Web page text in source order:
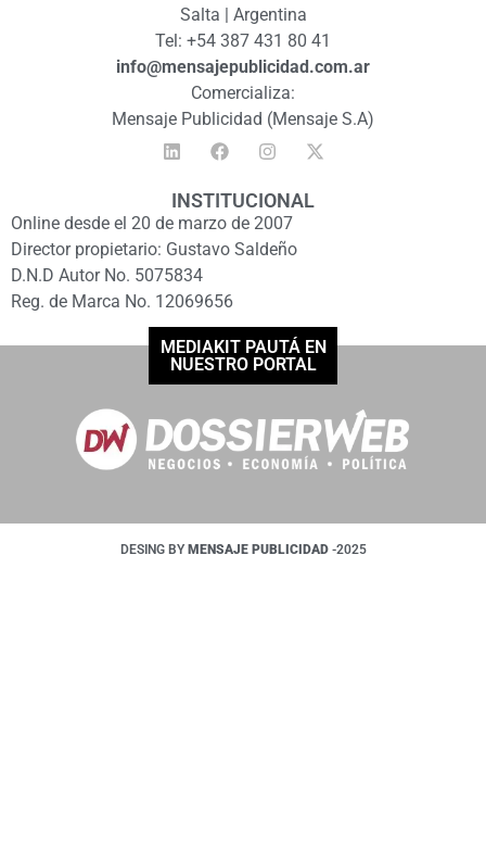
Salta | Argentina
Tel: +54 387 431 80 41
info@mensajepublicidad.com.ar
Comercializa:
Mensaje Publicidad (Mensaje S.A)
INSTITUCIONAL
Online desde el 20 de marzo de 2007
Director propietario: Gustavo Saldeño
D.N.D Autor No. 5075834
Reg. de Marca No. 12069656
MEDIAKIT PAUTÁ EN
NUESTRO PORTAL
DESING BY MENSAJE PUBLICIDAD -2025